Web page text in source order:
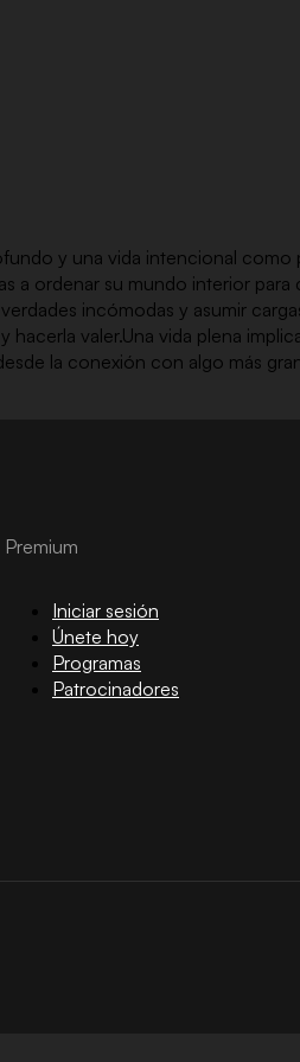
y una vida intencional
ordenar su mundo interior
incómodas y asumir
valer.Una vida plena
la conexión con algo más
Premium
Iniciar sesión
Únete hoy
Programas
Patrocinadores